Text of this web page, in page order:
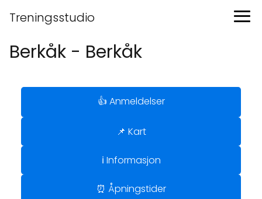
Treningsstudio
Berkåk - Berkåk
👍 Anmeldelser
📌 Kart
ℹ️ Informasjon
⏰ Åpningstider